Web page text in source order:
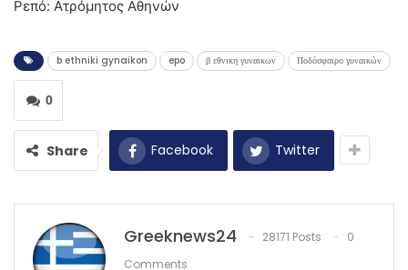
Ρεπό: Ατρόμητος Αθηνών
b ethniki gynaikon epo β εθνικη γυναικων Ποδόσφαιρο γυναικών
0
Share Facebook Twitter
Greeknews24 28171 Posts
0
Comments